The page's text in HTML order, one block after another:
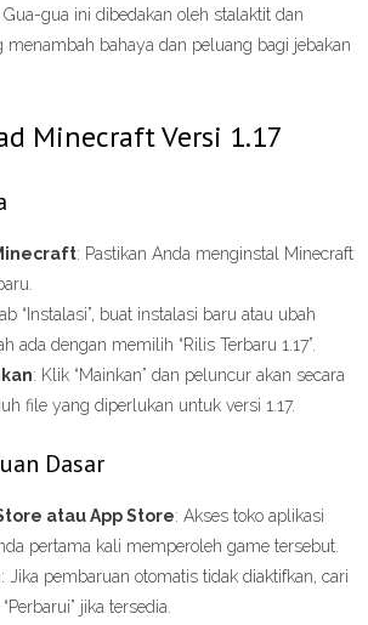
Gua-gua ini dibedakan oleh stalaktit dan
menambah bahaya dan peluang bagi jebakan
Minecraft Versi 1.17
: Pastikan Anda menginstal Minecraft
“Instalasi”, buat instalasi baru atau ubah
ada dengan memilih “Rilis Terbaru 1.17”.
: Klik “Mainkan” dan peluncur akan secara
file yang diperlukan untuk versi 1.17.
Dasar
atau App Store: Akses toko aplikasi
pertama kali memperoleh game tersebut.
: Jika pembaruan otomatis tidak diaktifkan, cari
jika tersedia.